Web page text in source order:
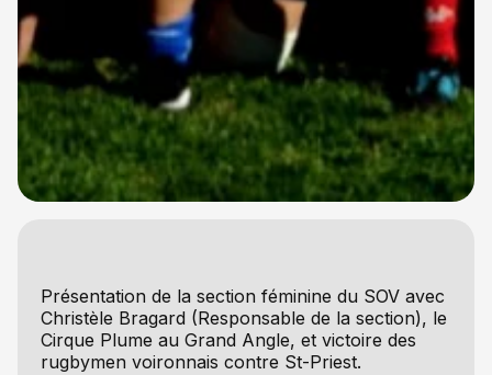
Présentation de la section féminine du SOV avec
Christèle Bragard (Responsable de la section), le
Cirque Plume au Grand Angle, et victoire des
rugbymen voironnais contre St-Priest.